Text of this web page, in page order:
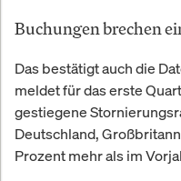
Buchungen brechen
Das bestätigt auch die
meldet für das erste
gestiegene
Deutschland,
Prozent mehr als im